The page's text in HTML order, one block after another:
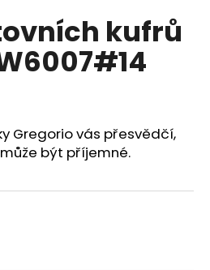
kufrů
Gregorio vás přesvědčí,
být příjemné.